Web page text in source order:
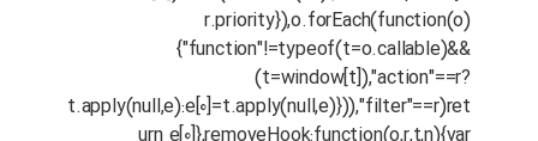
r.priority}),o.forEach(function(o)
{"function"!=typeof(t=o.callable)&&
(t=window[t]),"action"==r?
t.apply(null,e):e[0]=t.apply(null,e)})),"filter"==r)ret